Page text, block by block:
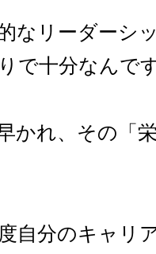
なリーダーシ
で十分なんで
かれ、その「
自分のキャリ